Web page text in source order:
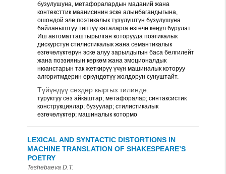
бузулушуна, метафоралардын маданий жана
контексттик маанисинин эске алынбагандыгына,
ошондой эле поэтикалык түзүлүштүн бузулушуна
байланыштуу типтүү каталарга өзгөчө көңүл бурулат.
Иш автоматташтырылган которууда поэтикалык
дискурстун стилистикалык жана семантикалык
өзгөчөлүктөрүн эске алуу зарылдыгын баса белгилейт
жана поэзиянын көркөм жана эмоционалдык
нюанстарын так жеткирүү үчүн машиналык которуу
алгоритмдерин өркүндөтүү жолдорун сунуштайт.
Түйүндүү сөздөр кыргыз тилинде:
туруктуу сөз айкаштар; метафоралар; синтаксистик
конструкциялар; бузуулар; стилистикалык
өзгөчөлүктөр; машиналык котормо
LEXICAL AND SYNTACTIC DISTORTIONS IN
MACHINE TRANSLATION OF SHAKESPEARE’S
POETRY
Teshebaeva D.T.